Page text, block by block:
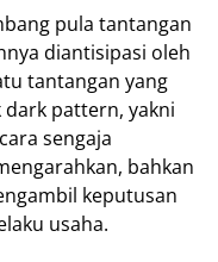
pula tantangan
diantisipasi oleh
tantangan yang
pattern, yakni
sengaja
bahkan
keputusan
usaha.